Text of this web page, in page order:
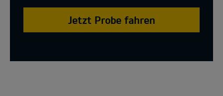
Jetzt Probe fahren